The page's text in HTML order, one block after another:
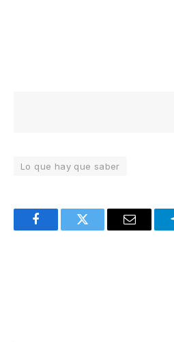
Lo que hay que saber
FacebookTwitter Email